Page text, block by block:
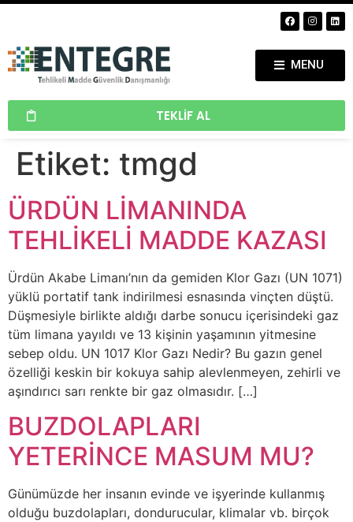
MENU
TEKLIF AL
Etiket: tmgd
ÜRDÜN LİMANINDA
TEHLİKELİ MADDE KAZASI
Ürdün Akabe Limanı’nın da gemiden Klor Gazı (UN 1071)
yüklü portatif tank indirilmesi esnasında vinçten düştü.
Düşmesiyle birlikte aldığı darbe sonucu içerisindeki gaz
tüm limana yayıldı ve 13 kişinin yaşamının yitmesine
sebep oldu. UN 1017 Klor Gazı Nedir? Bu gazın genel
özelliği keskin bir kokuya sahip alevlenmeyen, zehirli ve
aşındırıcı sarı renkte bir gaz olmasıdır. […]
BUZDOLAPLARI
YETERİNCE MASUM MU?
Günümüzde her insanın evinde ve işyerinde kullanmış
olduğu buzdolapları, dondurucular, klimalar vb. birçok